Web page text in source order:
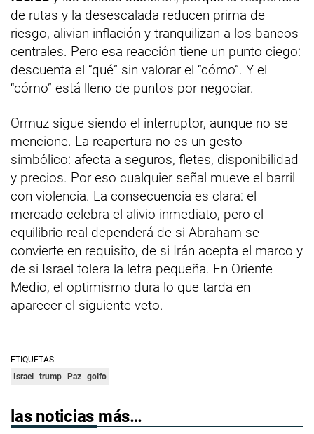
de rutas y la desescalada reducen prima de
riesgo, alivian inflación y tranquilizan a los bancos
centrales. Pero esa reacción tiene un punto ciego:
descuenta el “qué” sin valorar el “cómo”. Y el
“cómo” está lleno de puntos por negociar.
Ormuz sigue siendo el interruptor, aunque no se
mencione. La reapertura no es un gesto
simbólico: afecta a seguros, fletes, disponibilidad
y precios. Por eso cualquier señal mueve el barril
con violencia. La consecuencia es clara: el
mercado celebra el alivio inmediato, pero el
equilibrio real dependerá de si Abraham se
convierte en requisito, de si Irán acepta el marco y
de si Israel tolera la letra pequeña. En Oriente
Medio, el optimismo dura lo que tarda en
aparecer el siguiente veto.
ETIQUETAS:
Israel trump Paz golfo
las noticias más…